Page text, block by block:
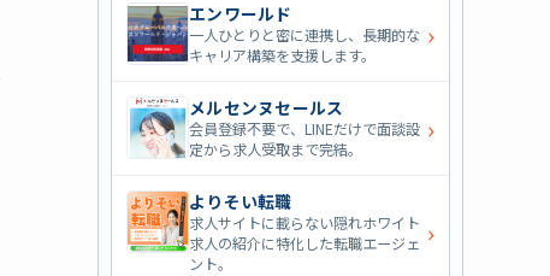
エンワールド
一人ひとりと密に連携し、長期的な
キャリア構築を支援します。
›
メルセンヌセールス
会員登録不要で、LINEだけで面談設
定から求人受取まで完結。
›
よりそい転職
求人サイトに載らない隠れホワイト
求人の紹介に特化した転職エージェ
ント。
›